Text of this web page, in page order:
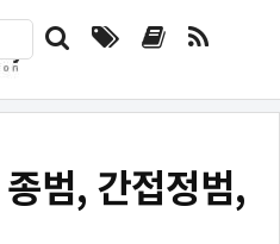
검
하
범, 간접정범,